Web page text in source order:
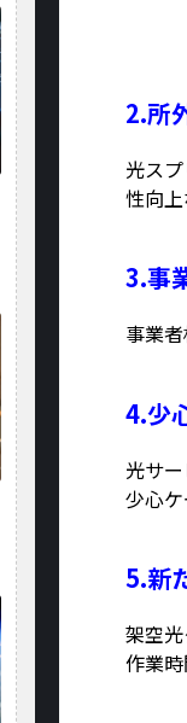
2.所
光ス
性向上
3.事
事業
4.少
光サ
少心
5.新
架空
作業